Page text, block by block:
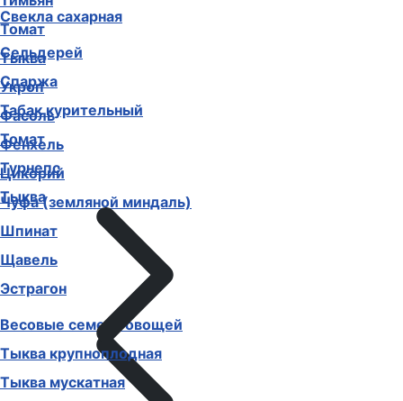
Томат
Тыква
Укроп
Фасоль
Фенхель
Цикорий
Чуфа (земляной миндаль)
Шпинат
Щавель
Эстрагон
Весовые семена овощей
Свекла сахарная
Сельдерей
Спаржа
Табак курительный
Томат
Турнепс
Тыква
Тыква крупноплодная
Тыква мускатная